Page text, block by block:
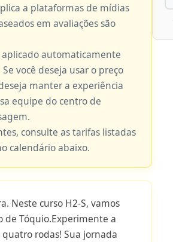
a plataformas de mídias
em avaliações são
automaticamente
você deseja usar o preço
manter a experiência
equipe do centro de
consulte as tarifas listadas
calendário abaixo.
Neste curso H2-S, vamos
Tóquio.Experimente a
rodas! Sua jornada